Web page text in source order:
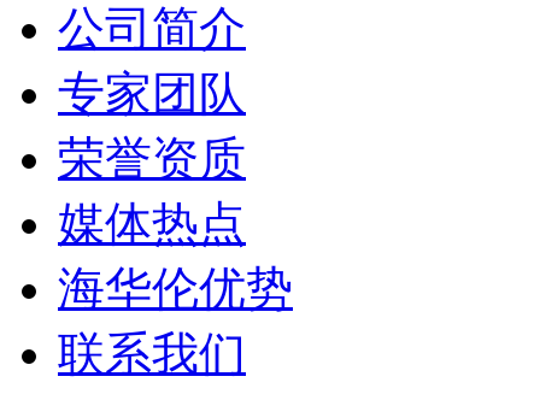
公司简介
专家团队
荣誉资质
媒体热点
海华伦优势
联系我们